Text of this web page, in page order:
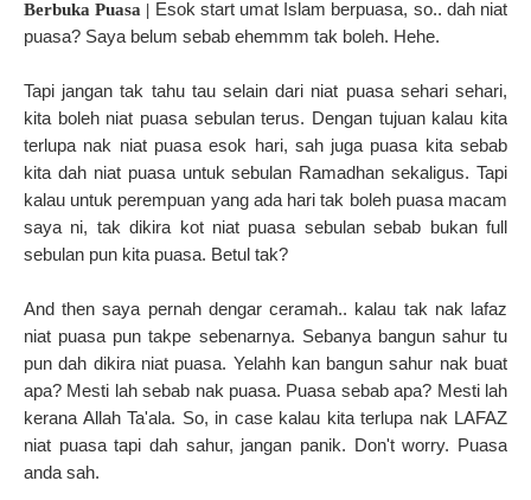
Berbuka Puasa | Esok start umat Islam berpuasa, so.. dah niat
puasa? Saya belum sebab ehemmm tak boleh. Hehe.
Tapi jangan tak tahu tau selain dari niat puasa sehari sehari,
kita boleh niat puasa sebulan terus. Dengan tujuan kalau kita
terlupa nak niat puasa esok hari, sah juga puasa kita sebab
kita dah niat puasa untuk sebulan Ramadhan sekaligus. Tapi
kalau untuk perempuan yang ada hari tak boleh puasa macam
saya ni, tak dikira kot niat puasa sebulan sebab bukan full
sebulan pun kita puasa. Betul tak?
And then saya pernah dengar ceramah.. kalau tak nak lafaz
niat puasa pun takpe sebenarnya. Sebanya bangun sahur tu
pun dah dikira niat puasa. Yelahh kan bangun sahur nak buat
apa? Mesti lah sebab nak puasa. Puasa sebab apa? Mesti lah
kerana Allah Ta'ala. So, in case kalau kita terlupa nak LAFAZ
niat puasa tapi dah sahur, jangan panik. Don't worry. Puasa
anda sah.